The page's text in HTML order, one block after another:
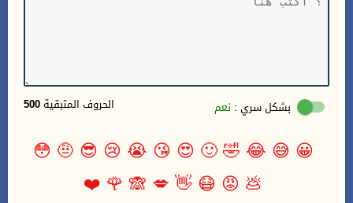
500 الحروف المتبقية بشكل سري : نعم
😀
😅
😂
🤣
🙂
😍
😘
😭
😢
😎
🤨
😳
💩
😡
😷
👋
💋
🙈
🌹
❤️